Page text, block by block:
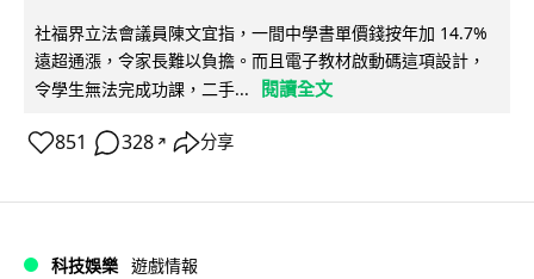
社福界立法會議員陳文宜指，一間中學書單價錢按年加 14.7%
遠超通漲，令家長難以負擔。而且電子教材啟動碼這項設計，
令學生無法完成功課，二手...
閱讀全文
851 328 ↗ 分享
科技娛樂 遊戲情報